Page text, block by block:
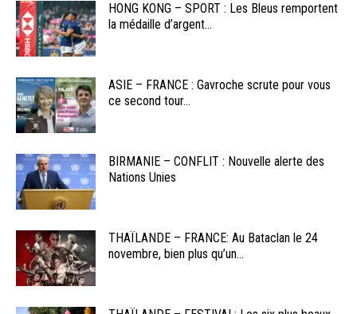
HONG KONG – SPORT : Les Bleus remportent
la médaille d’argent...
ASIE – FRANCE : Gavroche scrute pour vous
ce second tour...
BIRMANIE – CONFLIT : Nouvelle alerte des
Nations Unies
THAÏLANDE – FRANCE: Au Bataclan le 24
novembre, bien plus qu’un...